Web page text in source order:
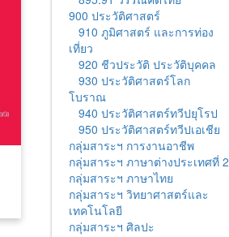
900 ประวัติศาสตร์
910 ภูมิศาสตร์ และการท่อง
เที่ยว
920 ชีวประวัติ ประวัติบุคคล
930 ประวัติศาสตร์โลก
โบราณ
940 ประวัติศาสตร์ทวีปยุโรป
950 ประวัติศาสตร์ทวีปเอเชีย
กลุ่มสาระฯ การงานอาชีพ
กลุ่มสาระฯ ภาษาต่างประเทศที่ 2
กลุ่มสาระฯ ภาษาไทย
กลุ่มสาระฯ วิทยาศาสตร์และ
เทคโนโลยี
กลุ่มสาระฯ ศิลปะ